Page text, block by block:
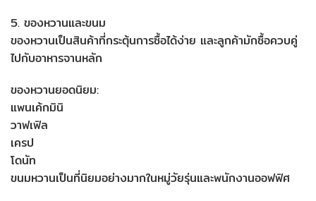
5. ของหวานและขนม
ของหวานเป็นสินค้าที่กระตุ้นการซื้อได้ง่าย และลูกค้ามักซื้อควบคู่
ไปกับอาหารจานหลัก
ของหวานยอดนิยม:
แพนเค้กมินิ
วาฟเฟิล
เครป
โดนัท
ขนมหวานเป็นที่นิยมอย่างมากในหมู่วัยรุ่นและพนักงานออฟฟิศ